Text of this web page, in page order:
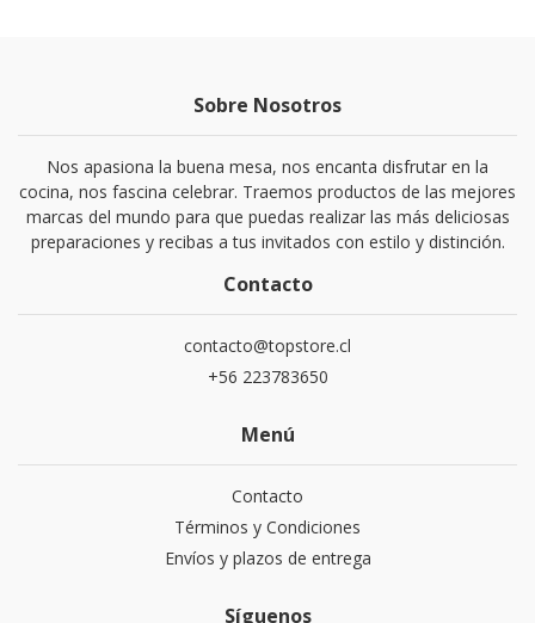
Sobre Nosotros
Nos apasiona la buena mesa, nos encanta disfrutar en la
cocina, nos fascina celebrar. Traemos productos de las mejores
marcas del mundo para que puedas realizar las más deliciosas
preparaciones y recibas a tus invitados con estilo y distinción.
Contacto
contacto@topstore.cl
+56 223783650
Menú
Contacto
Términos y Condiciones
Envíos y plazos de entrega
Síguenos